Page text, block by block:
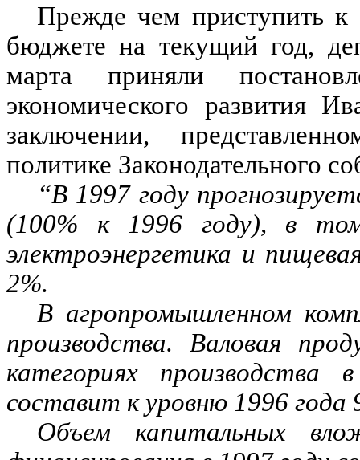
Прежде чем приступить к
бюджете на текущий год,
марта приняли
экономического развития
заключении,
политике Законодательного
“В 1997 году
(100% к 1996 году), в
электроэнергетика и
2%.
В агропромышленном
производства. Валовая
категориях
составит к уровню 1996 года
Объем капитальных